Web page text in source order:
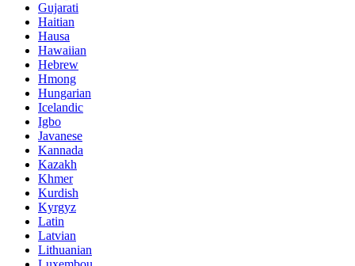
Gujarati
Haitian
Hausa
Hawaiian
Hebrew
Hmong
Hungarian
Icelandic
Igbo
Javanese
Kannada
Kazakh
Khmer
Kurdish
Kyrgyz
Latin
Latvian
Lithuanian